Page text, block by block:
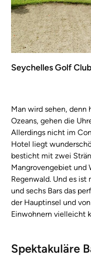
Seychelles Golf Club
Man wird sehen, denn
Ozeans, gehen die
Allerdings nicht im
Hotel liegt
besticht mit zwei
Mangrovengebiet und
Regenwald. Und es
und sechs Bars das
der Hauptinsel und
Einwohnern vielleicht
Spektakuläre